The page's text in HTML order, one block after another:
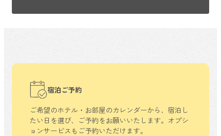
宿泊ご予約
ご希望のホテル・お部屋のカレンダーから、 宿泊し
たい日を選び、ご予約をお願いいたします。 オプシ
ョンサービスもご予約いただけます。